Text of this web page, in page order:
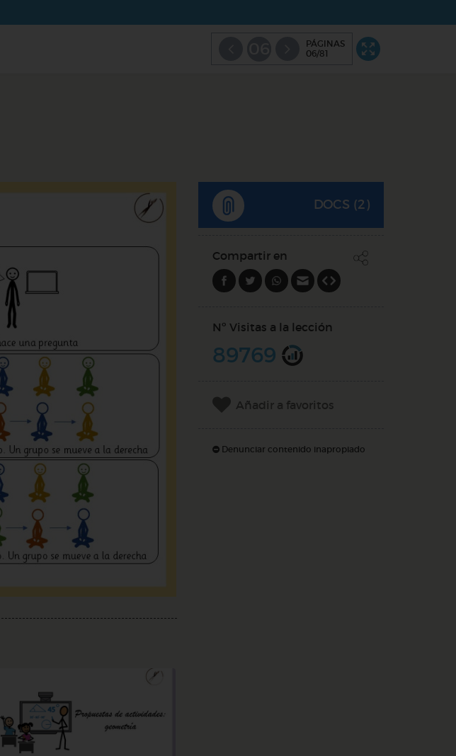
PÁGINAS
06/81
DOCS (2)
Compartir en
Nº Visitas a la lección
89769
Añadir a favoritos
Denunciar contenido inapropiado